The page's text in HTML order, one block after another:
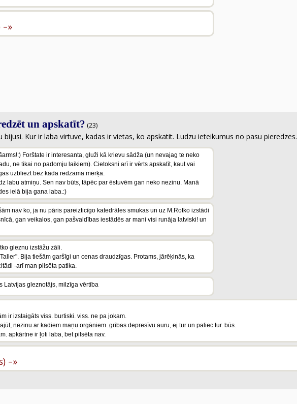
un apskatīt? (23)
Kur ir laba virtuve, kadas ir vietas, ko apskatit. Ludzu ieteikumus no pasu pieredzes.
Forštate ir interesanta, gluži kā krievu sādža (un nevajag te neko
ne tikai no padomju laikiem). Cietoksni arī ir vērts apskatīt, kaut vai
uzbliezt bez kāda redzama mērķa.
labu atmiņu. Sen nav būts, tāpēc par ēstuvēm gan neko nezinu. Manā
ielā bija gana laba.:)
nav ko, ja nu pāris pareizticīgo katedrāles smukas un uz M.Rotko izstādi
gan veikalos, gan pašvaldības iestādēs ar mani visi runāja latviski! un
gleznu izstāžu zāli.
Bija tiešām garšīgi un cenas draudzīgas. Protams, jārēķinās, ka
-arī man pilsēta patika.
Latvijas gleznotājs, milzīga vērtība
ir izstaigāts viss. burtiski. viss. ne pa jokam.
nezinu ar kadiem maņu orgāniem. gribas depresīvu auru, ej tur un paliec tur. būs.
apkārtne ir ļoti laba, bet pilsēta nav.
–»